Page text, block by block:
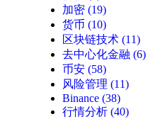
加密 (19)
货币 (10)
区块链技术 (11)
去中心化金融 (6)
币安 (58)
风险管理 (11)
Binance (38)
行情分析 (40)